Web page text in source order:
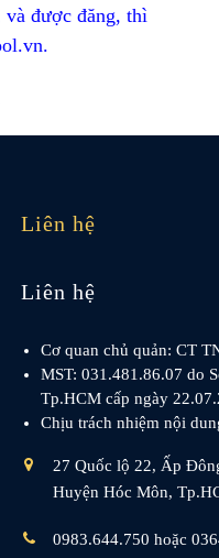
và được đăng, thì
Liên hệ
Liên hệ
Cơ quan chủ quản: CT
MST: 031.481.86.07 do
Tp.HCM cấp ngày
Chịu trách nhiệm nội
27 Quốc lộ 22, Ấp
Huyện Hóc Môn,
0983.644.750 hoặc